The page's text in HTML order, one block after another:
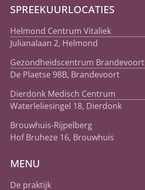
SPREEKUURLOCATIES
Helmond Centrum Vitaliek
Julianalaan 2, Helmond
Gezondheidscentrum Brandevoort
De Plaetse 98B, Brandevoort
Dierdonk Medisch Centrum
Waterleliesingel 18, Dierdonk
Brouwhuis-Rijpelberg
Hof Bruheze 16, Brouwhuis
MENU
De praktijk